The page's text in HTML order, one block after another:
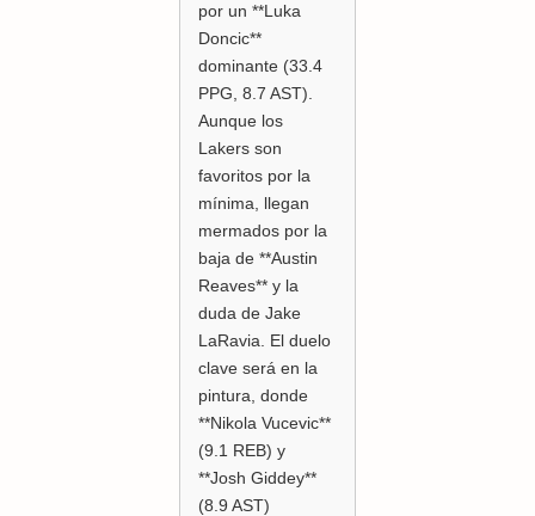
por un **Luka
Doncic**
dominante (33.4
PPG, 8.7 AST).
Aunque los
Lakers son
favoritos por la
mínima, llegan
mermados por la
baja de **Austin
Reaves** y la
duda de Jake
LaRavia. El duelo
clave será en la
pintura, donde
**Nikola Vucevic**
(9.1 REB) y
**Josh Giddey**
(8.9 AST)